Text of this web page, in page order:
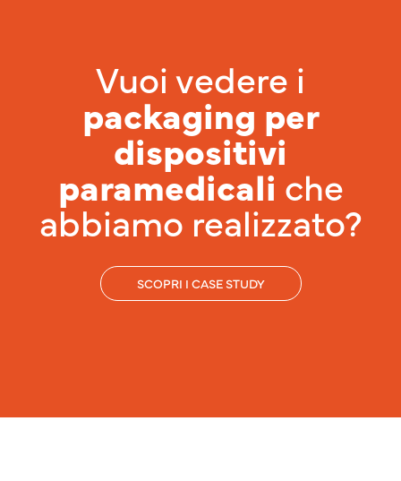
Vuoi vedere i
packaging per
dispositivi
paramedicali che
abbiamo realizzato?
SCOPRI I CASE STUDY